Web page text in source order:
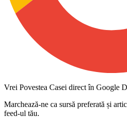
Vrei Povestea Casei direct în Google
Marchează-ne ca sursă preferată și
feed-ul tău.